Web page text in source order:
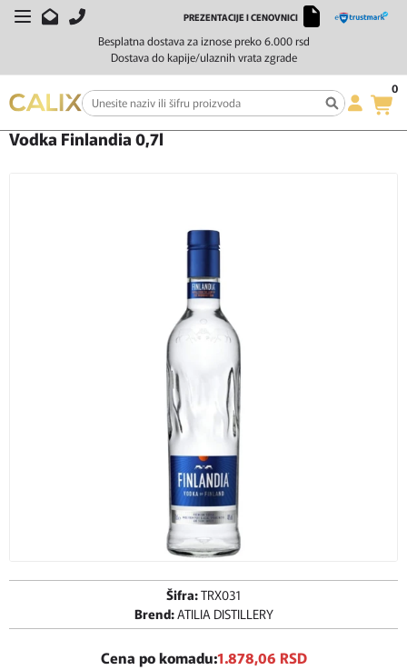
Besplatna dostava za iznose preko 6.000 rsd
Dostava do kapije/ulaznih vrata zgrade
PREZENTACIJE I CENOVNICI
0
Početna Žestoka pića Votka Vodka Finlandia 0,7l
Vodka Finlandia 0,7l
Šifra:TRX031
Brend:ATILIA DISTILLERY
Cena po komadu:1.878,06 RSD